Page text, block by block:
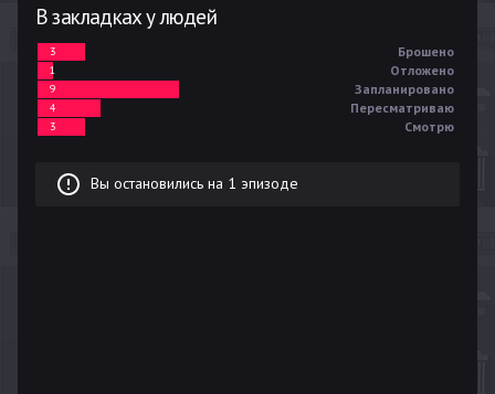
В закладках у людей
Брошено
3
Отложено
1
Запланировано
9
Пересматриваю
4
Смотрю
3
Вы остановились на 1 эпизоде